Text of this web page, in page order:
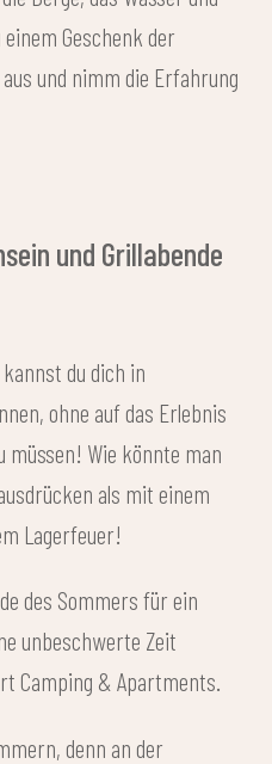
Geschenk der
und nimm die Erfahrung
und Grillabende
du dich in
ohne auf das Erlebnis
Wie könnte man
als mit einem
Lagerfeuer!
des Sommers für ein
unbeschwerte Zeit
Camping & Apartments.
denn an der